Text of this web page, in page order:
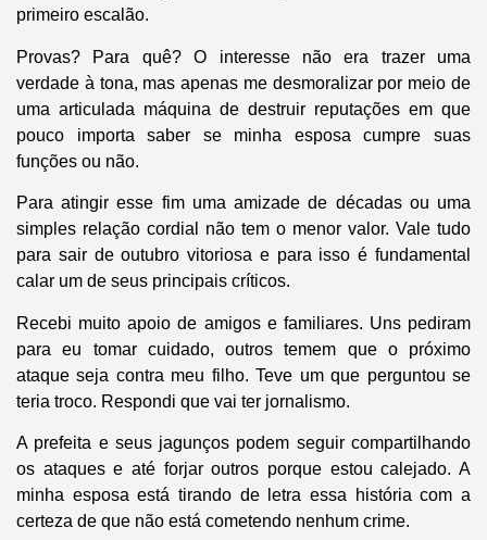
primeiro escalão.
Provas? Para quê? O interesse não era trazer uma
verdade à tona, mas apenas me desmoralizar por meio de
uma articulada máquina de destruir reputações em que
pouco importa saber se minha esposa cumpre suas
funções ou não.
Para atingir esse fim uma amizade de décadas ou uma
simples relação cordial não tem o menor valor. Vale tudo
para sair de outubro vitoriosa e para isso é fundamental
calar um de seus principais críticos.
Recebi muito apoio de amigos e familiares. Uns pediram
para eu tomar cuidado, outros temem que o próximo
ataque seja contra meu filho. Teve um que perguntou se
teria troco. Respondi que vai ter jornalismo.
A prefeita e seus jagunços podem seguir compartilhando
os ataques e até forjar outros porque estou calejado. A
minha esposa está tirando de letra essa história com a
certeza de que não está cometendo nenhum crime.